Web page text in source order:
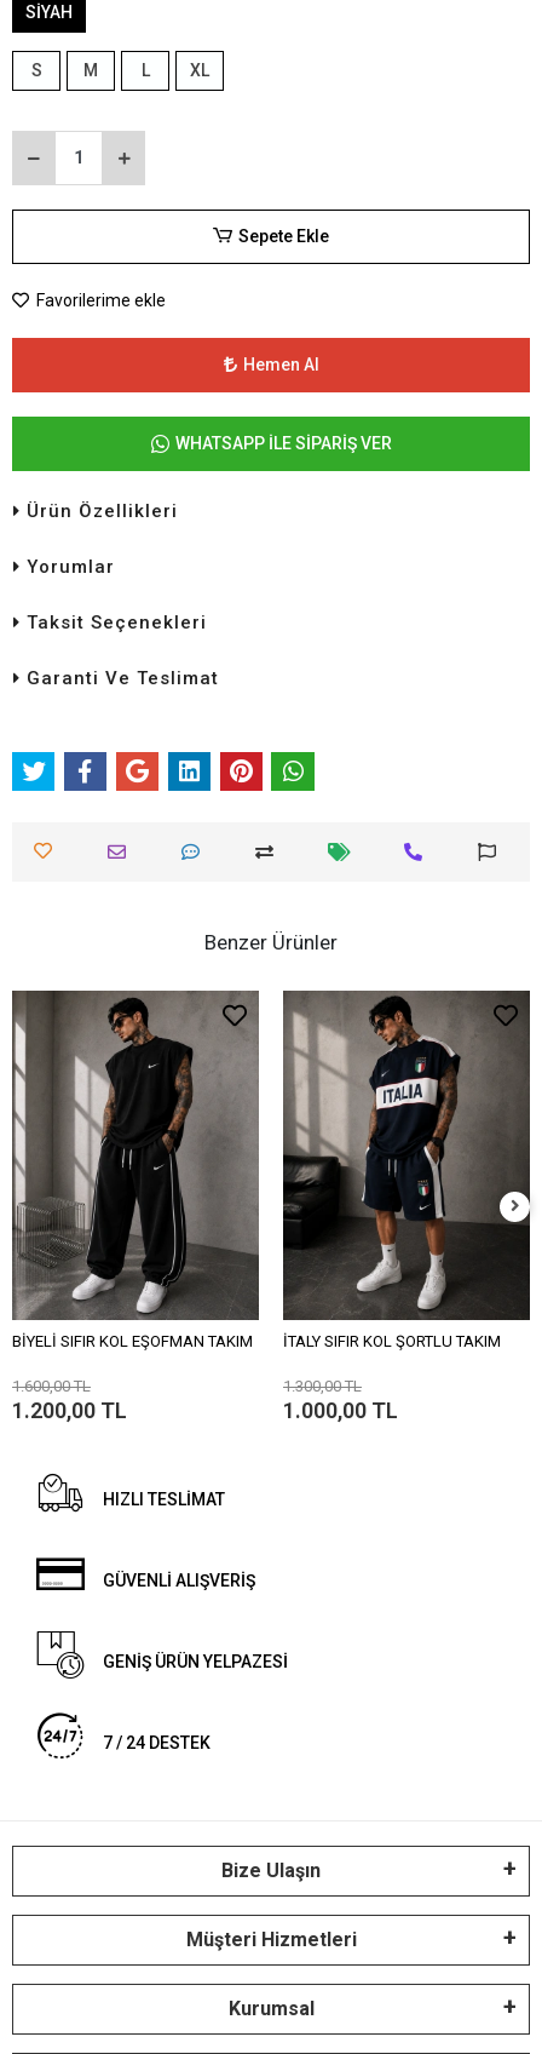
SİYAH
S M L XL
Sepete Ekle
Favorilerime ekle
Hemen Al
WHATSAPP İLE SİPARİŞ VER
Ürün Özellikleri
Yorumlar
Taksit Seçenekleri
Garanti Ve Teslimat
Benzer Ürünler
BİYELİ SIFIR KOL EŞOFMAN TAKIM
1.600,00 TL
1.200,00 TL
İTALY SIFIR KOL ŞORTLU TAKIM
1.300,00 TL
1.000,00 TL
HIZLI TESLİMAT
GÜVENLİ ALIŞVERİŞ
GENİŞ ÜRÜN YELPAZESİ
7 / 24 DESTEK
Bize Ulaşın
Müşteri Hizmetleri
Kurumsal